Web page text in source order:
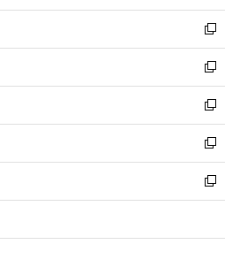
開
く
ウ
で
開
く
ン
ド
ウ
で
開
く
ウ
ィ
ン
ド
ウ
で
開
く
新
し
い
ウ
ィ
ン
ド
ウ
で
開
新
し
い
ウ
ィ
ン
ド
ウ
開
新
し
い
ウ
ィ
ン
ウ
新
し
い
ウ
ン
新
し
ウ